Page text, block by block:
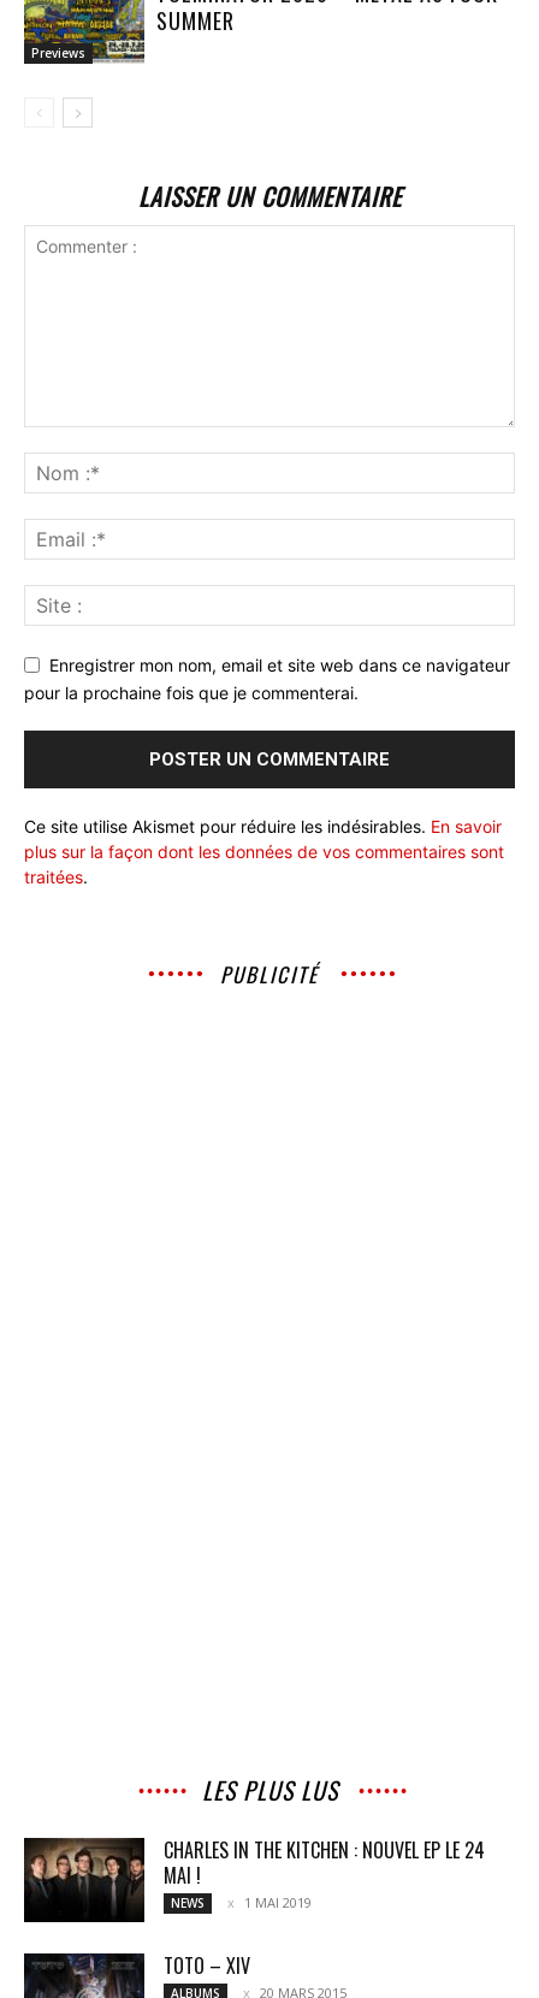
Previews
SUMMER
LAISSER UN COMMENTAIRE
Enregistrer mon nom, email et site web dans ce navigateur
pour la prochaine fois que je commenterai.
Ce site utilise Akismet pour réduire les indésirables. En savoir
plus sur la façon dont les données de vos commentaires sont
traitées.
PUBLICITÉ
LES PLUS LUS
CHARLES IN THE KITCHEN : NOUVEL EP LE 24
MAI !
NEWS 1 MAI 2019
TOTO – XIV
ALBUMS 20 MARS 2015